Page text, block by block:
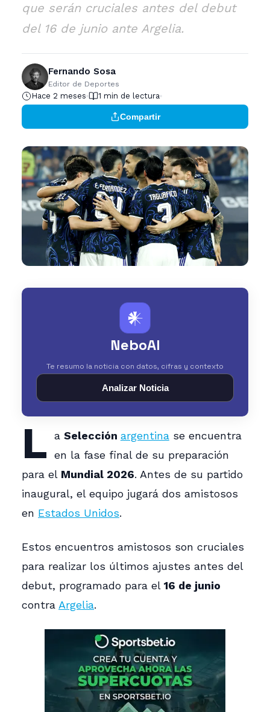
que serán cruciales antes del debut
del 16 de junio ante Argelia.
Fernando Sosa
Editor de Deportes
Hace 2 meses 1 min de lectura
Compartir
𒀭
NeboAI
Te resumo la noticia con datos, cifras y contexto
Analizar Noticia
L a Selección argentinase encuentra
en la fase final de su preparación
para el Mundial 2026. Antes de su partido
inaugural, el equipo jugará dos amistosos
en Estados Unidos.
Estos encuentros amistosos son cruciales
para realizar los últimos ajustes antes del
debut, programado para el 16 de junio
contra Argelia.